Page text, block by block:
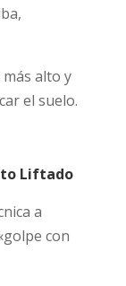
alto y
el suelo.
Liftado
a
con